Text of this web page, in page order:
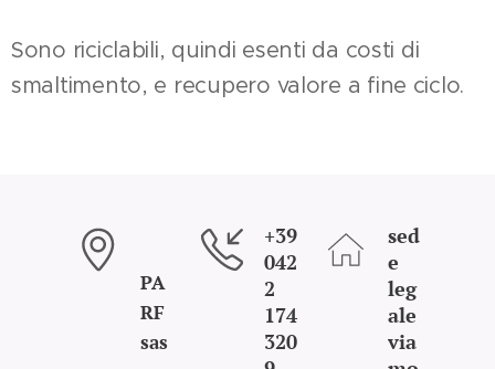
Sono riciclabili, quindi esenti da costi di
smaltimento, e recupero valore a fine ciclo.
PA
RF
sas
+39
042
2
174
320
sed
e
leg
ale
via